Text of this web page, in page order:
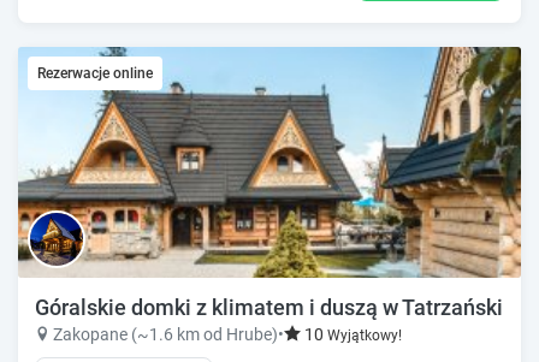
Rezerwacje online
Góralskie domki z klimatem i duszą w Tatrzańskim
Zakopane (~1.6 km od Hrube)• 10 Wyjątkowy!